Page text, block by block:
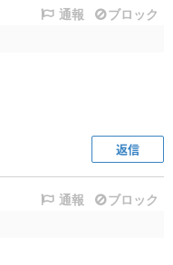
通報 ブロック
返信
通報 ブロック